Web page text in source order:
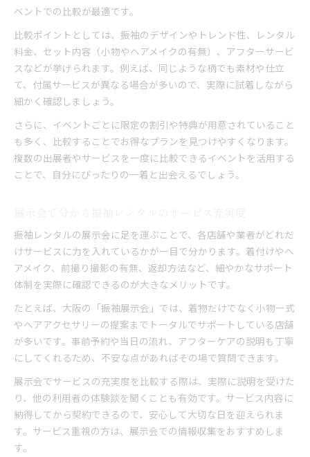
ベントでの比較が最適です。
比較ポイントとしては、振袖のデザインやトレンド性、レンタル
料金、セット内容（小物やヘアメイクの有無）、アフターサービ
スなどが挙げられます。例えば、同じような柄でも素材や仕立
て、付属サービスが異なる場合が多いので、実際に試着しながら
細かく確認しましょう。
さらに、イベントごとに限定の割引や特典が用意されていること
も多く、比較することでお得なプランを見つけやすくなります。
複数の出展者やサービスを一度に比較できるイベントを活用する
ことで、自分にぴったりの一着と出会えるでしょう。
振袖レンタルの展示会に足を運ぶことで、各店舗や業者がどれだ
けサービスに力を入れているかが一目で分かります。着付けやヘ
アメイク、前撮り撮影の有無、返却方法など、細やかなサポート
体制を実際に確認できるのが大きなメリットです。
たとえば、大阪の「振袖展示会」では、着物だけでなく小物一式
やヘアアクセサリーの提案までトータルでサポートしている店舗
が多いです。事前予約や当日の流れ、アフターケアの説明も丁寧
にしてくれるため、不安な点があればその場で質問できます。
展示会でサービスの充実度を比較する際は、実際に説明を受けた
り、他の利用者の体験談を聞くことも有効です。サービス内容に
納得してから契約できるので、安心して大切な日を迎えられま
す。サービス重視の方は、展示会での情報収集をおすすめしま
す。